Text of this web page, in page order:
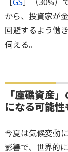
から、投資家が
回避するよう働
伺える。
「座礁資産
になる可能性
今夏は気候変動
影響で、世界的